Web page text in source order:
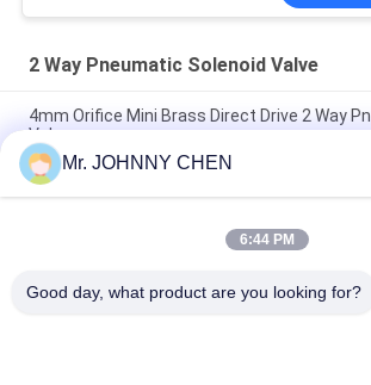
2 Way Pneumatic Solenoid Valve
4mm Orifice Mini Brass Direct Drive 2 Way
Valve
16~50mm Orifice 2/2 Brass Pneumatic
G1/2"~G2" With Viton Seal
High Temperature 1.5MPa 2 Way Pneumatic
Mr. JOHNNY CHEN
6:44 PM
Good day, what product are you looking for?